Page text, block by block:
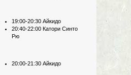
19:00-20:30 Айкидо
20:40-22:00 Катори Синто
Рю
20:00-21:30 Айкидо